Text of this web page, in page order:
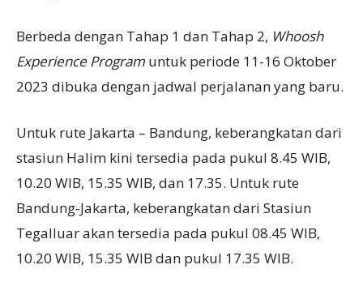
Berbeda dengan Tahap 1 dan Tahap 2, Whoosh
Experience Program untuk periode 11-16 Oktober
2023 dibuka dengan jadwal perjalanan yang baru.
Untuk rute Jakarta – Bandung, keberangkatan dari
stasiun Halim kini tersedia pada pukul 8.45 WIB,
10.20 WIB, 15.35 WIB, dan 17.35. Untuk rute
Bandung-Jakarta, keberangkatan dari Stasiun
Tegalluar akan tersedia pada pukul 08.45 WIB,
10.20 WIB, 15.35 WIB dan pukul 17.35 WIB.